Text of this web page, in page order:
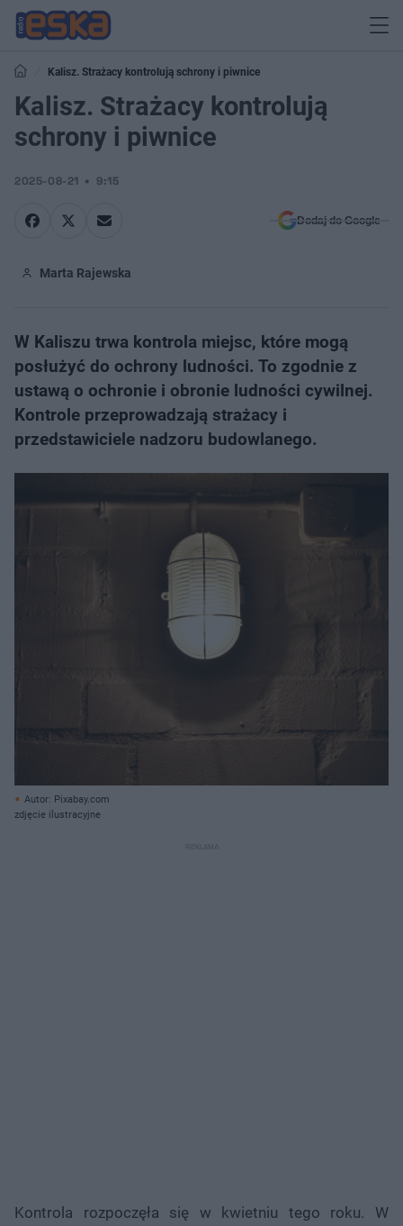
Kalisz. Strażacy kontrolują schrony i piwnice
Kalisz. Strażacy kontrolują
schrony i piwnice
2025-08-21 9:15
Dodaj do Google
Marta Rajewska
W Kaliszu trwa kontrola miejsc, które mogą
posłużyć do ochrony ludności. To zgodnie z
ustawą o ochronie i obronie ludności cywilnej.
Kontrole przeprowadzają strażacy i
przedstawiciele nadzoru budowlanego.
Autor: Pixabay.com
zdjęcie ilustracyjne
Kontrola rozpoczęła się w kwietniu tego roku. W